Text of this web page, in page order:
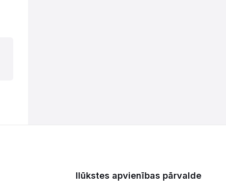
Ilūkstes apvienības pārvalde